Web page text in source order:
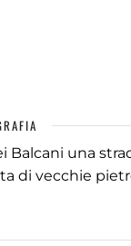
una
di vecchie